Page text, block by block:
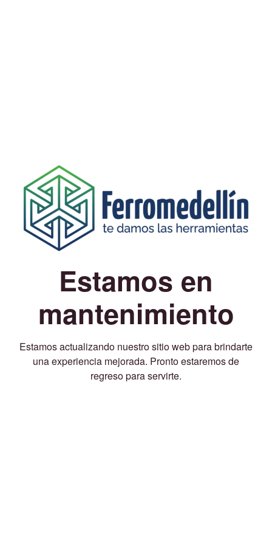
Estamos en
mantenimiento
Estamos actualizando nuestro sitio web para brindarte
una experiencia mejorada. Pronto estaremos de
regreso para servirte.